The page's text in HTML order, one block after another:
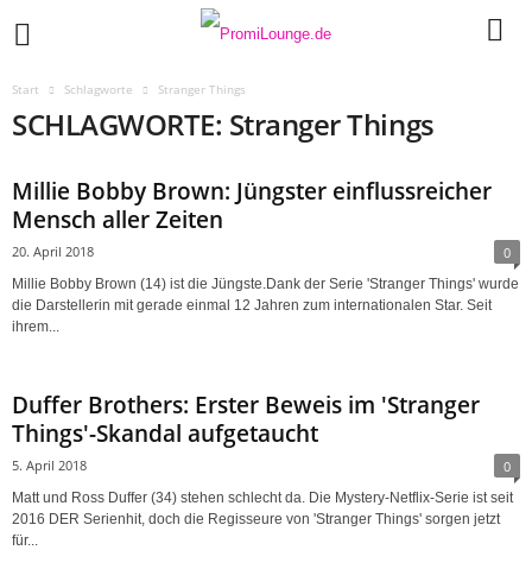
Start Schlagworte Stranger Things
SCHLAGWORTE: Stranger Things
Millie Bobby Brown: Jüngster einflussreicher
Mensch aller Zeiten
20. April 2018 0
Millie Bobby Brown (14) ist die Jüngste.Dank der Serie 'Stranger Things' wurde
die Darstellerin mit gerade einmal 12 Jahren zum internationalen Star. Seit
ihrem...
Duffer Brothers: Erster Beweis im 'Stranger
Things'-Skandal aufgetaucht
5. April 2018 0
Matt und Ross Duffer (34) stehen schlecht da. Die Mystery-Netflix-Serie ist seit
2016 DER Serienhit, doch die Regisseure von 'Stranger Things' sorgen jetzt
für...